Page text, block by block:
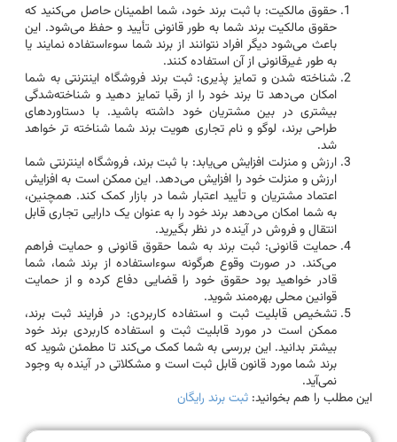
حقوق مالکیت: با ثبت برند خود، شما اطمینان حاصل می‌کنید که
حقوق مالکیت برند شما به طور قانونی تأیید و حفظ می‌شود. این
باعث می‌شود دیگر افراد نتوانند از برند شما سوء‌استفاده نمایند یا
به طور غیرقانونی از آن استفاده کنند.
شناخته شدن و تمایز پذیری: ثبت برند فروشگاه اینترنتی به شما
امکان می‌دهد تا برند خود را از رقبا تمایز دهید و شناخته‌شدگی
بیشتری در بین مشتریان خود داشته باشید. با دستاوردهای
طراحی برند، لوگو و نام تجاری هویت برند شما شناخته تر خواهد
شد.
ارزش و منزلت افزایش می‌یابد: با ثبت برند، فروشگاه اینترنتی شما
ارزش و منزلت خود را افزایش می‌دهد. این ممکن است به افزایش
اعتماد مشتریان و تأیید اعتبار شما در بازار کمک کند. همچنین،
به شما امکان می‌دهد برند خود را به عنوان یک دارایی تجاری قابل
انتقال و فروش در آینده در نظر بگیرید.
حمایت قانونی: ثبت برند به شما حقوق قانونی و حمایت فراهم
می‌کند. در صورت وقوع هرگونه سوء‌استفاده از برند شما، شما
قادر خواهید بود حقوق خود را قضایی دفاع کرده و از حمایت
قوانین محلی بهره‌مند شوید.
تشخیص قابلیت ثبت و استفاده کاربردی: در فرایند ثبت برند،
ممکن است در مورد قابلیت ثبت و استفاده کاربردی برند خود
بیشتر بدانید. این بررسی به شما کمک می‌کند تا مطمئن شوید که
برند شما مورد قانون قابل ثبت است و مشکلاتی در آینده به وجود
نمی‌آید.
این مطلب را هم بخوانید: ثبت برند رایگان